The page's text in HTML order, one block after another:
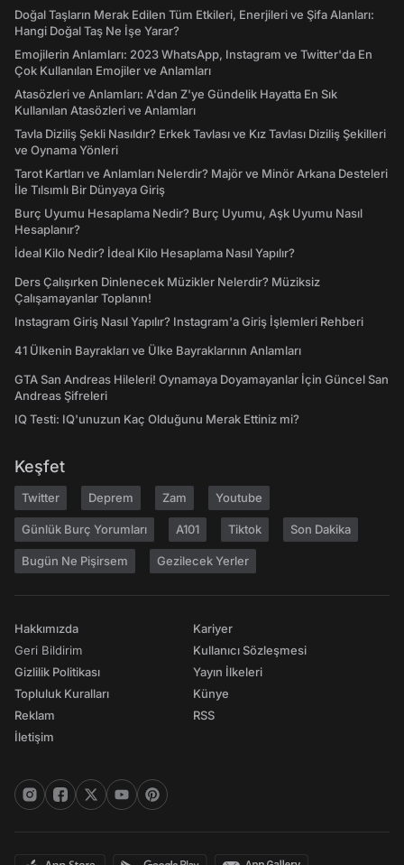
Doğal Taşların Merak Edilen Tüm Etkileri, Enerjileri ve Şifa Alanları:
Hangi Doğal Taş Ne İşe Yarar?
Emojilerin Anlamları: 2023 WhatsApp, Instagram ve Twitter'da En
Çok Kullanılan Emojiler ve Anlamları
Atasözleri ve Anlamları: A'dan Z'ye Gündelik Hayatta En Sık
Kullanılan Atasözleri ve Anlamları
Tavla Diziliş Şekli Nasıldır? Erkek Tavlası ve Kız Tavlası Diziliş Şekilleri
ve Oynama Yönleri
Tarot Kartları ve Anlamları Nelerdir? Majör ve Minör Arkana Desteleri
İle Tılsımlı Bir Dünyaya Giriş
Burç Uyumu Hesaplama Nedir? Burç Uyumu, Aşk Uyumu Nasıl
Hesaplanır?
İdeal Kilo Nedir? İdeal Kilo Hesaplama Nasıl Yapılır?
Ders Çalışırken Dinlenecek Müzikler Nelerdir? Müziksiz
Çalışamayanlar Toplanın!
Instagram Giriş Nasıl Yapılır? Instagram'a Giriş İşlemleri Rehberi
41 Ülkenin Bayrakları ve Ülke Bayraklarının Anlamları
GTA San Andreas Hileleri! Oynamaya Doyamayanlar İçin Güncel San
Andreas Şifreleri
IQ Testi: IQ'unuzun Kaç Olduğunu Merak Ettiniz mi?
Keşfet
Twitter Deprem Zam Youtube
Günlük Burç Yorumları A101 Tiktok Son Dakika
Bugün Ne Pişirsem Gezilecek Yerler
Hakkımızda
Geri Bildirim
Gizlilik Politikası
Topluluk Kuralları
Reklam
İletişim
Kariyer
Kullanıcı Sözleşmesi
Yayın İlkeleri
Künye
RSS